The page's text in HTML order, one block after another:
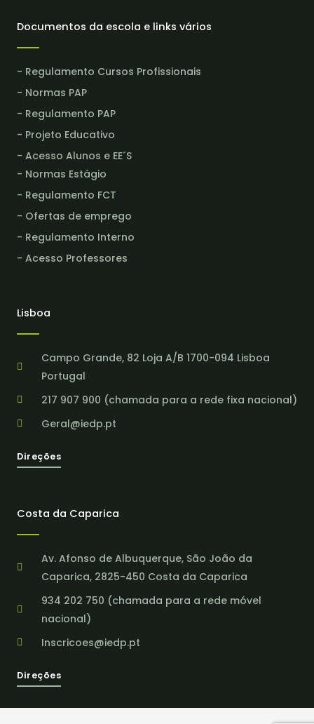
Documentos da escola e links vários
- Regulamento Cursos Profissionais
- Normas PAP
- Regulamento PAP
- Projeto Educativo
- Acesso Alunos e EE´S
- Normas Estágio
- Regulamento FCT
- Ofertas de emprego
- Regulamento Interno
- Acesso Professores
Lisboa
Campo Grande, 82 Loja A/B 1700-094 Lisboa
Portugal
217 907 900 (chamada para a rede fixa nacional)
Geral@iedp.pt
Direções
Costa da Caparica
Av. Afonso de Albuquerque, São João da
Caparica, 2825-450 Costa da Caparica
934 202 750 (chamada para a rede móvel
nacional)
Inscricoes@iedp.pt
Direções